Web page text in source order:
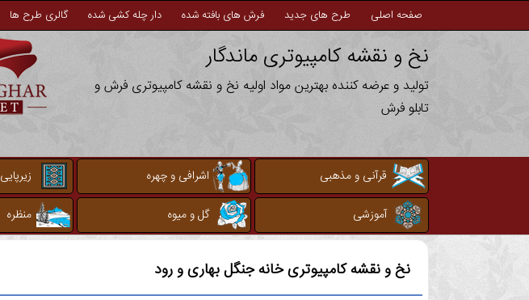
صفحه اصلی طرح های جدید فرش های بافته شده دار چله کشی شده گالری طرح ها
نخ و نقشه کامپیوتری ماندگار
تولید و عرضه کننده بهترین مواد اولیه نخ و نقشه کامپیوتری فرش و
تابلو فرش
قرآنی و مذهبی اشرافی و چهره زیرپایی
آموزشی
گل و میوه منظره
نخ و نقشه کامپیوتریخانه جنگل بهاری و رود